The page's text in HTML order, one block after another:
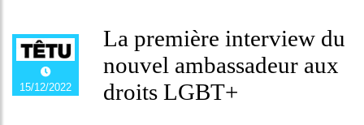
15/12/2022
La première interview du
nouvel ambassadeur aux
droits LGBT+